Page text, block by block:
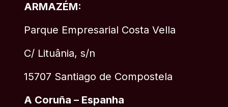
ARMAZÉM:
Parque Empresarial Costa Vella
C/ Lituânia, s/n
15707 Santiago de Compostela
A Coruña – Espanha